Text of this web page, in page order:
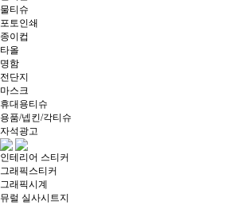
물티슈
포토인쇄
종이컵
타올
명함
전단지
마스크
휴대용티슈
용품/넵킨/각티슈
자석광고
인테리어 스티커
그래픽스티커
그래픽시계
뮤럴 실사시트지